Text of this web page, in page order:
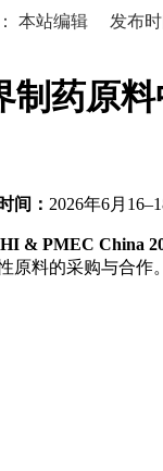
本站编辑 发布时
制药
时间： 2026年6月
& PMEC China
原料的采购与合作